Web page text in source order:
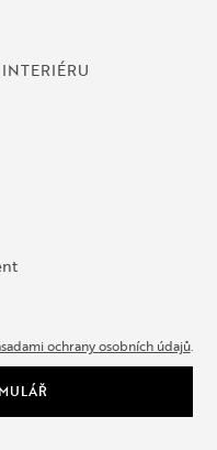
ochrany osobních údajů.